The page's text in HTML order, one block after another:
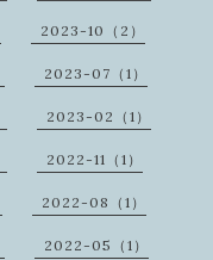
2023-10（2）
2023-07（1）
2023-02（1）
2022-11（1）
2022-08（1）
2022-05（1）